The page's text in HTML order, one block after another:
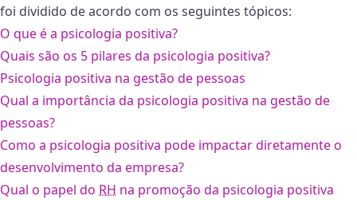
foi dividido de acordo com os seguintes tópicos:
O que é a psicologia positiva?
Quais são os 5 pilares da psicologia positiva?
Psicologia positiva na gestão de pessoas
Qual a importância da psicologia positiva na gestão de
pessoas?
Como a psicologia positiva pode impactar diretamente o
desenvolvimento da empresa?
Qual o papel do RH na promoção da psicologia positiva